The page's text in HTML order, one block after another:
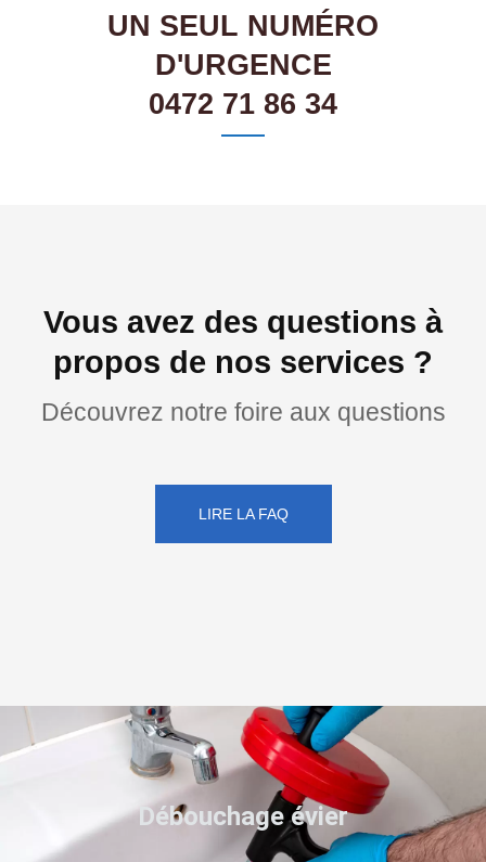
UN SEUL NUMÉRO
D'URGENCE
0472 71 86 34
Vous avez des questions à
propos de nos services ?
Découvrez notre foire aux questions
LIRE LA FAQ
Débouchage évier